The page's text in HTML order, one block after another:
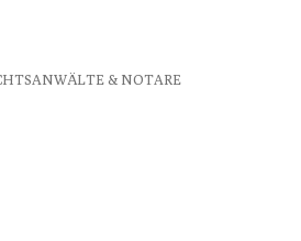
& NOTARE